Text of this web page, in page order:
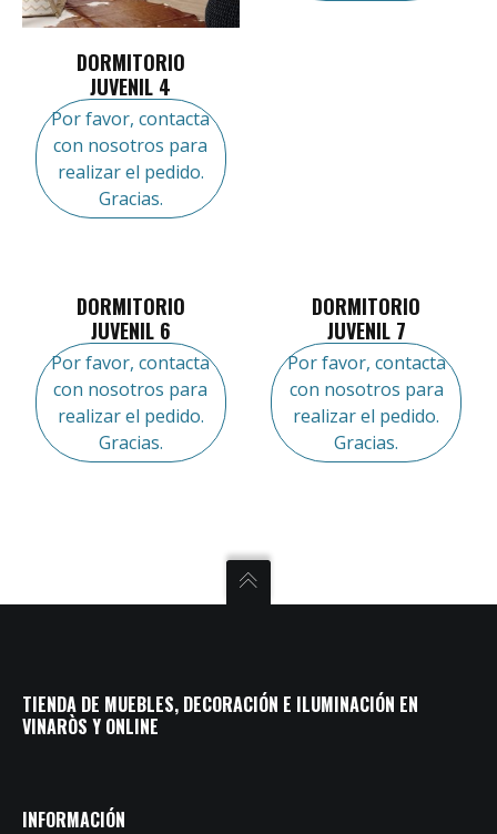
DORMITORIO
JUVENIL 4
Por favor, contacta
con nosotros para
realizar el pedido.
Gracias.
DORMITORIO
JUVENIL 6
Por favor, contacta
con nosotros para
realizar el pedido.
Gracias.
DORMITORIO
JUVENIL 7
Por favor, contacta
con nosotros para
realizar el pedido.
Gracias.
TIENDA DE MUEBLES, DECORACIÓN E ILUMINACIÓN EN
VINARÒS Y ONLINE
INFORMACIÓN